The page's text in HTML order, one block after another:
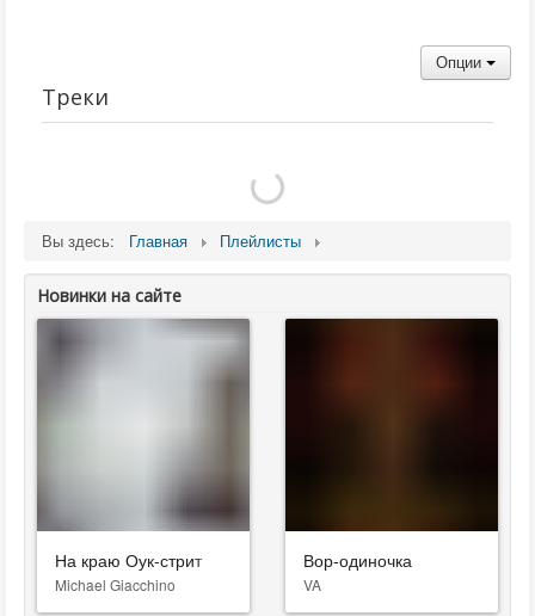
Опции
Треки
Вы здесь: Главная Плейлисты
Новинки на сайте
На краю Оук-стрит
Michael Giacchino
Вор-одиночка
VA